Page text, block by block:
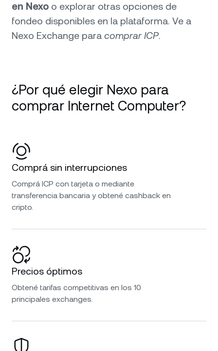
en Nexo o explorar otras opciones de
fondeo disponibles en la plataforma. Ve a
Nexo Exchange para comprar ICP.
¿Por qué elegir Nexo para
comprar Internet Computer?
Comprá sin interrupciones
Comprá ICP con tarjeta o mediante
transferencia bancaria y obtené cashback en
cripto.
Precios óptimos
Obtené tarifas competitivas en los 10
principales exchanges.